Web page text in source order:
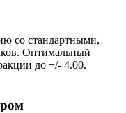
со стандартными,
Оптимальный
до +/- 4.00.